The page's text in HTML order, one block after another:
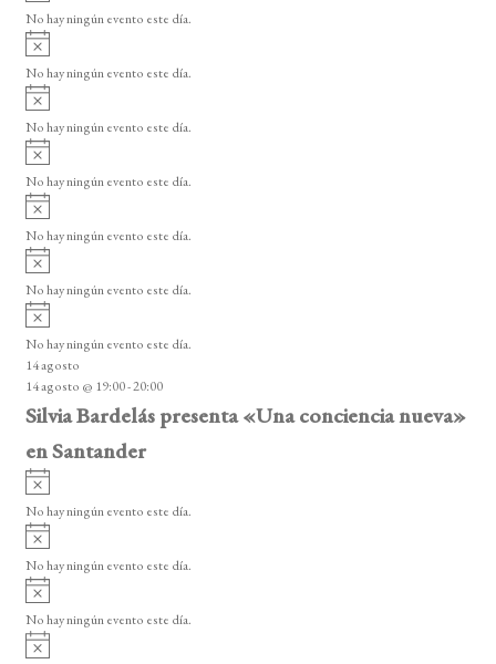
v
e
n
t
o
s
o
v
i
o
No hay ningún evento este día.
A
v
i
o
No hay ningún evento este día.
A
v
i
o
No hay ningún evento este día.
A
v
i
o
No hay ningún evento este día.
A
v
i
o
No hay ningún evento este día.
A
v
i
o
No hay ningún evento este día.
A
v
i
s
o
No hay ningún evento este día.
14 agosto
14 agosto @ 19:00-20:00
Silvia Bardelás presenta «Una conciencia nueva»
en Santander
A
v
i
o
No hay ningún evento este día.
A
v
i
o
No hay ningún evento este día.
A
v
i
No hay ningún evento este día.
A